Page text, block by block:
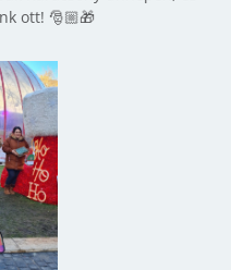
ott! 🎅🏼🎁